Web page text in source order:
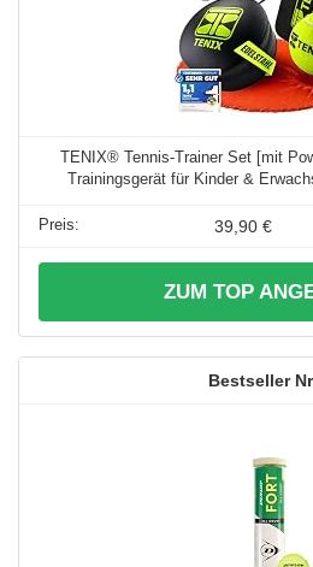
TENIX® Tennis-Trainer Set [mit
Trainingsgerät für Kinder &
39,90 €
ZUM TOP